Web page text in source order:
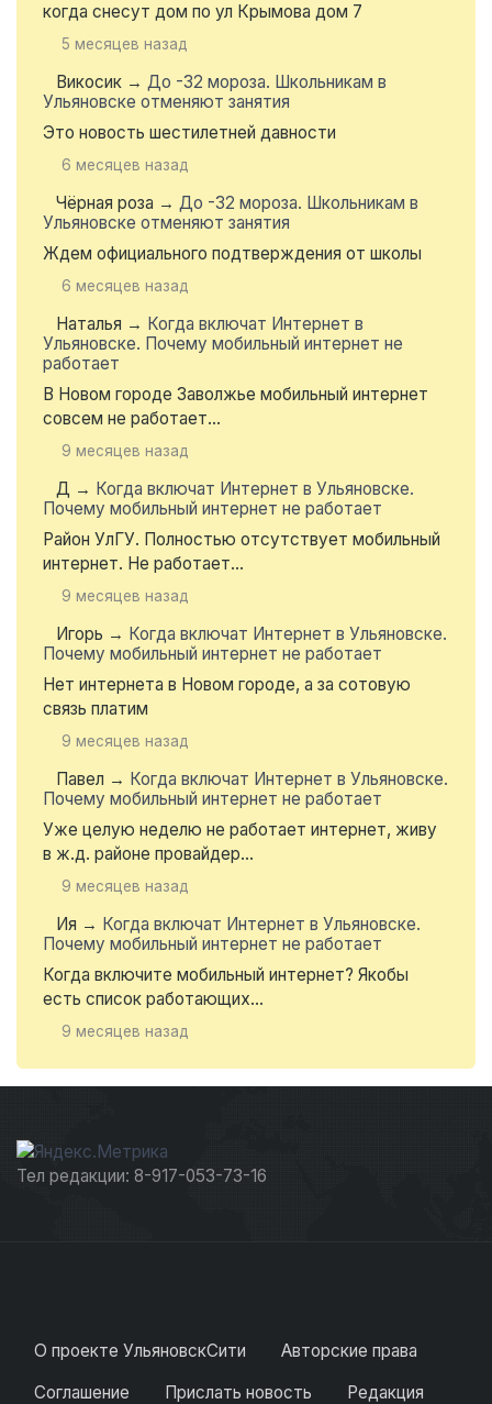
когда снесут дом по ул Крымова дом 7
5 месяцев назад
Викосик → До -32 мороза. Школьникам в
Ульяновске отменяют занятия
Это новость шестилетней давности
6 месяцев назад
Чёрная роза → До -32 мороза. Школьникам в
Ульяновске отменяют занятия
Ждем официального подтверждения от школы
6 месяцев назад
Наталья → Когда включат Интернет в
Ульяновске. Почему мобильный интернет не
работает
В Новом городе Заволжье мобильный интернет
совсем не работает...
9 месяцев назад
Д → Когда включат Интернет в Ульяновске.
Почему мобильный интернет не работает
Район УлГУ. Полностью отсутствует мобильный
интернет. Не работает...
9 месяцев назад
Игорь → Когда включат Интернет в Ульяновске.
Почему мобильный интернет не работает
Нет интернета в Новом городе, а за сотовую
связь платим
9 месяцев назад
Павел → Когда включат Интернет в Ульяновске.
Почему мобильный интернет не работает
Уже целую неделю не работает интернет, живу
в ж.д. районе провайдер...
9 месяцев назад
Ия → Когда включат Интернет в Ульяновске.
Почему мобильный интернет не работает
Когда включите мобильный интернет? Якобы
есть список работающих...
9 месяцев назад
Тел редакции: 8-917-053-73-16
О проекте УльяновскСити
Авторские права
Соглашение
Прислать новость Редакция